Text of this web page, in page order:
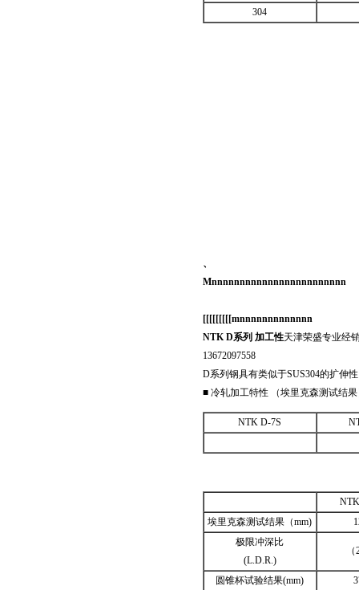
304
、
Mnnnnnnnnnnnnnnnnnnnnnnnn
[[[[[[[[[mnnnnnnnnnnnnn
NTK D系列 加工性天津荣盛专业经
13672097558
D系列钢具有类似于SUS304的扩伸
■ 冷轧加工特性 （埃里克森测试结
NTK D-7S
埃里克森测试结果（mm)
极限冲深比
(L.D.R.)
圆锥杯试验结果(mm)